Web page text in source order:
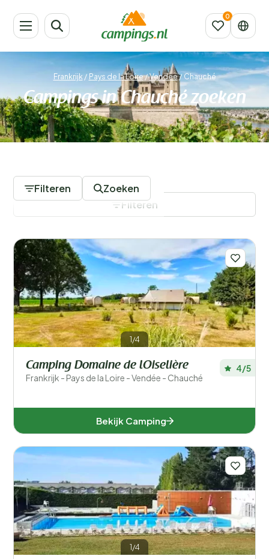
Frankrijk/ Pays de la Loire/Vendée/ Chauché
Campings in Chauché zoeken
Filteren Zoeken
Populaire filters
Type accommodatie
Zwemmen
Algemeen
Filteren
1/4
Camping Domaine de lOiselière
Frankrijk - Pays de la Loire - Vendée - Chauché
4/5
Bekijk Camping
1/4